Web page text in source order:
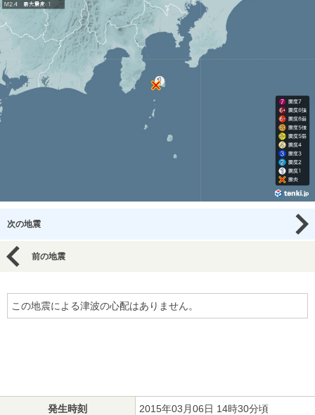
次の地震
前の地震
この地震による津波の心配はありません。
発生時刻 2015年03月06日 14時30分頃